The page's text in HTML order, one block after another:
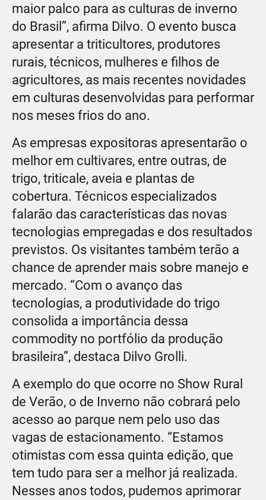
maior palco para as culturas de inverno
do Brasil”, afirma Dilvo. O evento busca
apresentar a triticultores, produtores
rurais, técnicos, mulheres e filhos de
agricultores, as mais recentes novidades
em culturas desenvolvidas para performar
nos meses frios do ano.
As empresas expositoras apresentarão o
melhor em cultivares, entre outras, de
trigo, triticale, aveia e plantas de
cobertura. Técnicos especializados
falarão das características das novas
tecnologias empregadas e dos resultados
previstos. Os visitantes também terão a
chance de aprender mais sobre manejo e
mercado. “Com o avanço das
tecnologias, a produtividade do trigo
consolida a importância dessa
commodity no portfólio da produção
brasileira”, destaca Dilvo Grolli.
A exemplo do que ocorre no Show Rural
de Verão, o de Inverno não cobrará pelo
acesso ao parque nem pelo uso das
vagas de estacionamento. “Estamos
otimistas com essa quinta edição, que
tem tudo para ser a melhor já realizada.
Nesses anos todos, pudemos aprimorar